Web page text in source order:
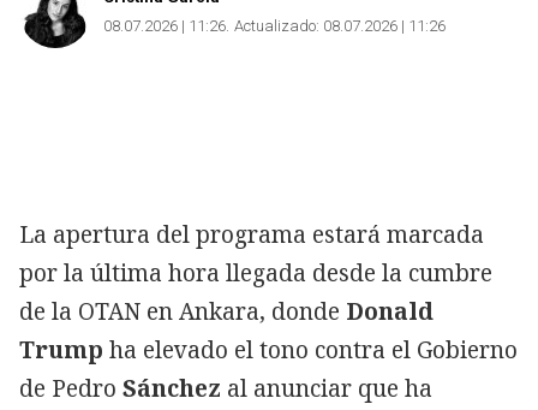
08.07.2026 | 11:26 Actualizado: 08.07.2026 | 11:26
La apertura del programa estará marcada
por la última hora llegada desde la cumbre
de la OTAN en Ankara, donde Donald
Trump ha elevado el tono contra el Gobierno
de Pedro Sánchez al anunciar que ha